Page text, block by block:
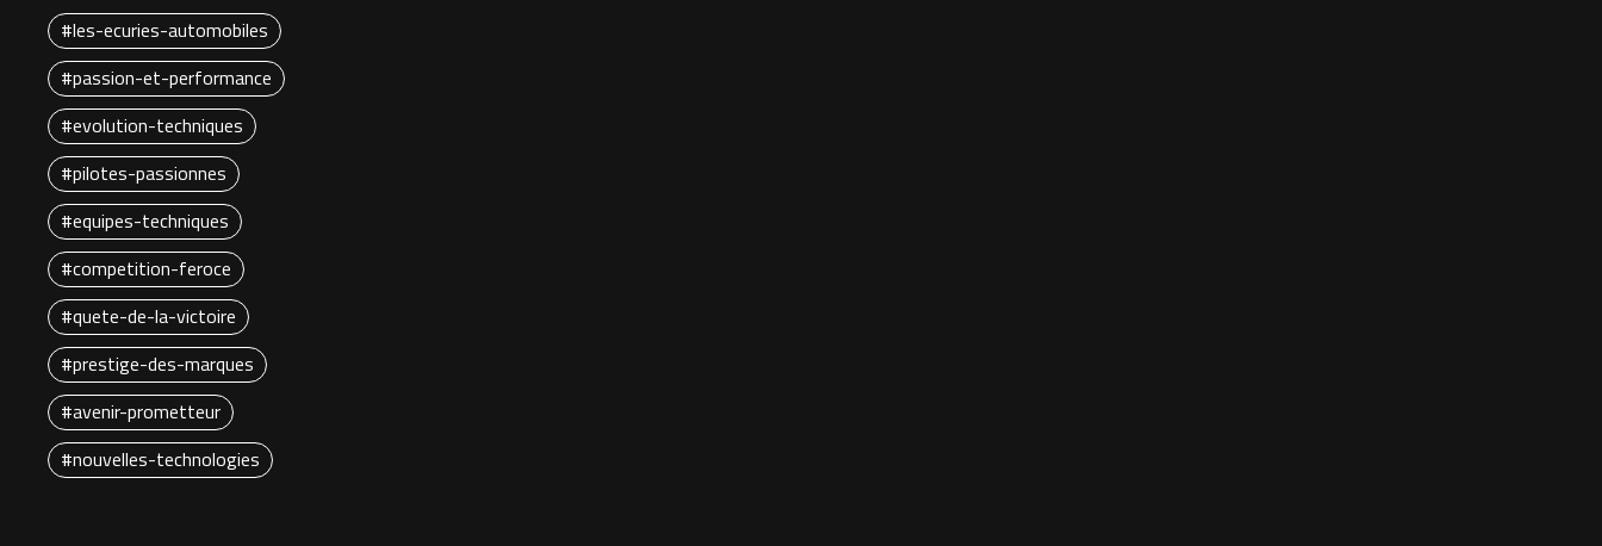
#les-ecuries-automobiles
#passion-et-performance
#evolution-techniques
#pilotes-passionnes
#equipes-techniques
#competition-feroce
#quete-de-la-victoire
#prestige-des-marques
#avenir-prometteur
#nouvelles-technologies